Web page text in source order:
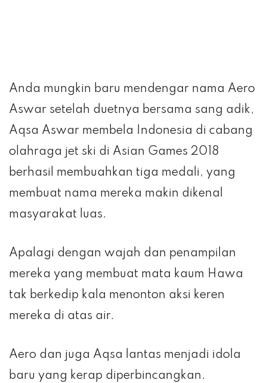
Anda mungkin baru mendengar nama Aero
Aswar setelah duetnya bersama sang adik,
Aqsa Aswar membela Indonesia di cabang
olahraga jet ski di Asian Games 2018
berhasil membuahkan tiga medali, yang
membuat nama mereka makin dikenal
masyarakat luas.
Apalagi dengan wajah dan penampilan
mereka yang membuat mata kaum Hawa
tak berkedip kala menonton aksi keren
mereka di atas air.
Aero dan juga Aqsa lantas menjadi idola
baru yang kerap diperbincangkan.